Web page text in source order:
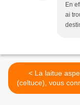
En
ai
< La laitue asperge
(celtuce), vous
? C'est bon !